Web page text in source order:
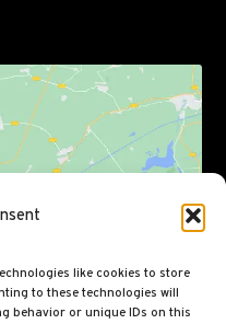
like cookies to store
to these technologies will
behavior or unique IDs on this
and enable